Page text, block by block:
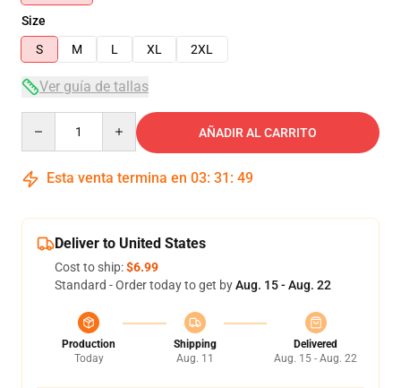
Size
S
M L XL 2XL
Ver guía de tallas
AÑADIR AL CARRITO
Esta venta termina en 03: 31 : 48
Deliver to United States
Cost to ship:$6.99
Standard - Order today to get byAug. 15 - Aug. 22
Production
Today
Shipping
Aug. 11
Delivered
Aug. 15 - Aug. 22